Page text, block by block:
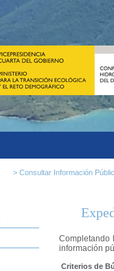
> Consultar Información
Completando
información
Criterios de